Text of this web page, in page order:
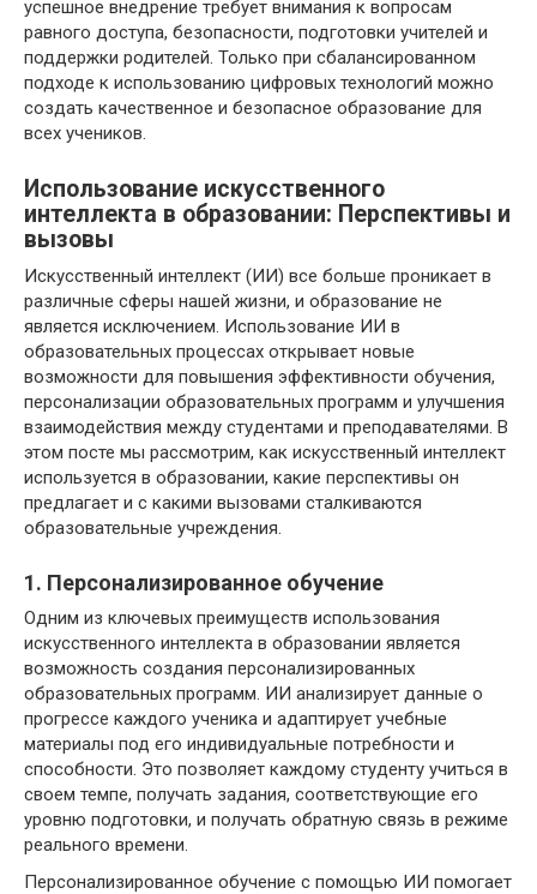
успешное внедрение требует внимания к вопросам
равного доступа, безопасности, подготовки учителей и
поддержки родителей. Только при сбалансированном
подходе к использованию цифровых технологий можно
создать качественное и безопасное образование для
всех учеников.
Использование искусственного
интеллекта в образовании: Перспективы и
вызовы
Искусственный интеллект (ИИ) все больше проникает в
различные сферы нашей жизни, и образование не
является исключением. Использование ИИ в
образовательных процессах открывает новые
возможности для повышения эффективности обучения,
персонализации образовательных программ и улучшения
взаимодействия между студентами и преподавателями. В
этом посте мы рассмотрим, как искусственный интеллект
используется в образовании, какие перспективы он
предлагает и с какими вызовами сталкиваются
образовательные учреждения.
1. Персонализированное обучение
Одним из ключевых преимуществ использования
искусственного интеллекта в образовании является
возможность создания персонализированных
образовательных программ. ИИ анализирует данные о
прогрессе каждого ученика и адаптирует учебные
материалы под его индивидуальные потребности и
способности. Это позволяет каждому студенту учиться в
своем темпе, получать задания, соответствующие его
уровню подготовки, и получать обратную связь в режиме
реального времени.
Персонализированное обучение с помощью ИИ помогает